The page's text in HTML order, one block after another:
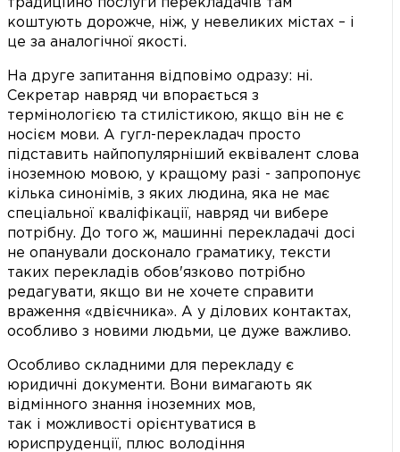
традиційно послуги перекладачів там
коштують дорожче, ніж, у невеликих містах – і
це за аналогічної якості.
На друге запитання відповімо одразу: ні.
Секретар навряд чи впорається з
термінологією та стилістикою, якщо він не є
носієм мови. А гугл-перекладач просто
підставить найпопулярніший еквівалент слова
іноземною мовою, у кращому разі - запропонує
кілька синонімів, з яких людина, яка не має
спеціальної кваліфікації, навряд чи вибере
потрібну. До того ж, машинні перекладачі досі
не опанували досконало граматику, тексти
таких перекладів обов'язково потрібно
редагувати, якщо ви не хочете справити
враження «двієчника». А у ділових контактах,
особливо з новими людьми, це дуже важливо.
Особливо складними для перекладу є
юридичні документи. Вони вимагають як
відмінного знання іноземних мов,
так і можливості орієнтуватися в
юриспруденції, плюс володіння